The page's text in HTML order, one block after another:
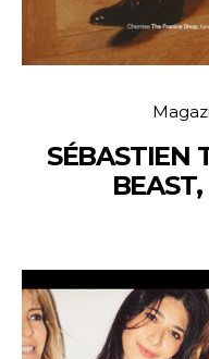
SÉBASTIEN